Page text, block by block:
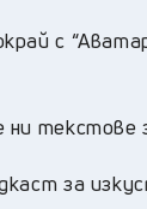
с
текстове
за